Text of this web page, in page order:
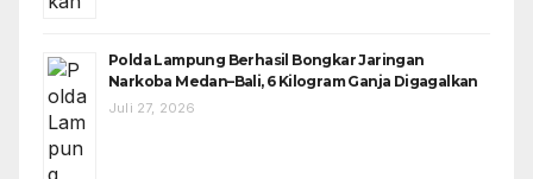
Polda Lampung Berhasil Bongkar Jaringan
Narkoba Medan–Bali, 6 Kilogram Ganja Digagalkan
Juli 27, 2026